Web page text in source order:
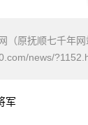
（原抚顺七千年
news/
军